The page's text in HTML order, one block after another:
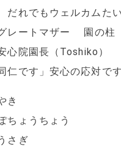
れでもウェルカムたい
レートマザー 園の柱
心院園長（Toshiko）
仁です」安心の応対です
き
ちょうちょう
さぎ